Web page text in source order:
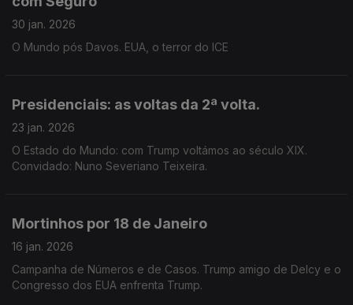
30 jan. 2026
O Mundo pós Davos. EUA, o terror do ICE
Presidenciais: as voltas da 2ª volta.
23 jan. 2026
O Estado do Mundo: com Trump voltámos ao século XIX.
Convidado: Nuno Severiano Teixeira.
Mortinhos por 18 de Janeiro
16 jan. 2026
Campanha de Números e de Casos. Trump amigo de Delcy e o
Congresso dos EUA enfrenta Trump.